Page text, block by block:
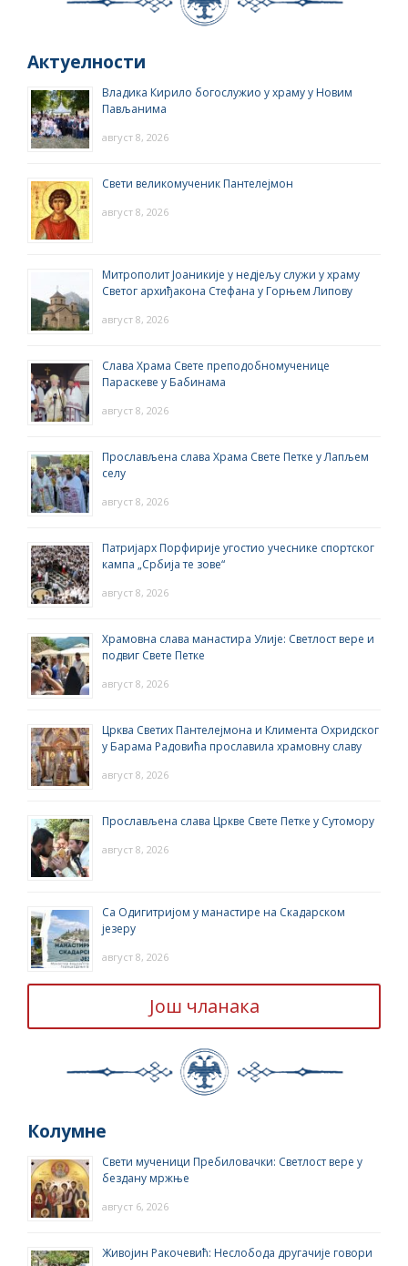
Актуелности
Владика Кирило богослужио у храму у Новим
Пављанима
август 8, 2026
Свети великомученик Пантелејмон
август 8, 2026
Митрополит Јоаникије у недјељу служи у храму
Светог архиђакона Стефана у Горњем Липову
август 8, 2026
Слава Храма Свете преподобномученице
Параскеве у Бабинама
август 8, 2026
Прослављена слава Храма Свете Петке у Лапљем
селу
август 8, 2026
Патријарх Порфирије угостио учеснике спортског
кампа „Србија те зове“
август 8, 2026
Храмовна слава манастира Улије: Светлост вере и
подвиг Свете Петке
август 8, 2026
Црква Светих Пантелејмона и Климента Охридског
у Барама Радовића прославила храмовну славу
август 8, 2026
Прослављена слава Цркве Свете Петке у Сутомору
август 8, 2026
Са Одигитријом у манастире на Скадарском
језеру
август 8, 2026
Још чланака
Колумне
Свети мученици Пребиловачки: Светлост вере у
бездану мржње
август 6, 2026
Живојин Ракочевић: Неслобода другачије говори